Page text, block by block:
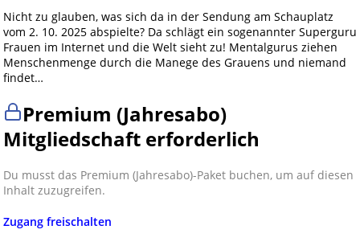
Nicht zu glauben, was sich da in der Sendung am Schauplatz
vom 2. 10. 2025 abspielte? Da schlägt ein sogenannter Superguru
Frauen im Internet und die Welt sieht zu! Mentalgurus ziehen
Menschenmenge durch die Manege des Grauens und niemand
findet…
Premium (Jahresabo)
Mitgliedschaft erforderlich
Du musst das Premium (Jahresabo)-Paket buchen, um auf diesen
Inhalt zuzugreifen.
Zugang freischalten